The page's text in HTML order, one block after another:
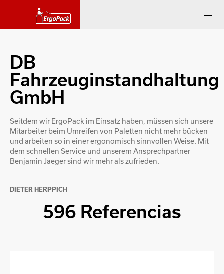
DB
Fahrzeuginstandhaltung
GmbH
Seitdem wir ErgoPack im Einsatz haben, müssen sich unsere
Mitarbeiter beim Umreifen von Paletten nicht mehr bücken
und arbeiten so in einer ergonomisch sinnvollen Weise. Mit
dem schnellen Service und unserem Ansprechpartner
Benjamin Jaeger sind wir mehr als zufrieden.
DIETER HERPPICH
596 Referencias